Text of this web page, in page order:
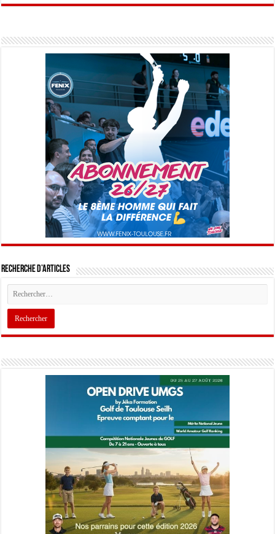
Recherche d’articles